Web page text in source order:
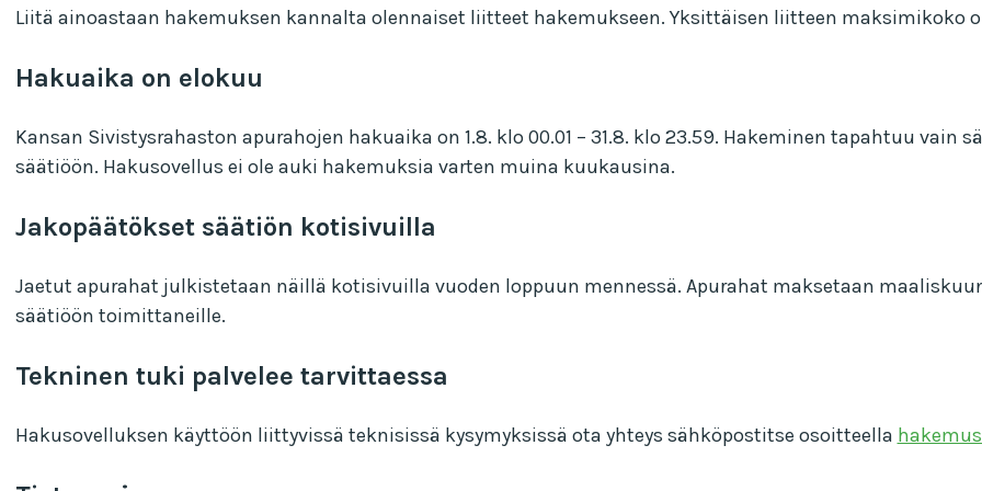
Liitä ainoastaan hakemuksen kannalta olennaiset liitteet hakemukseen. Yksittäisen liitteen maksimikoko
Hakuaika on elokuu
Kansan Sivistysrahaston apurahojen hakuaika on 1.8. klo 00.01 – 31.8. klo 23.59. Hakeminen tapahtuu
säätiöön. Hakusovellus ei ole auki hakemuksia varten muina kuukausina.
Jakopäätökset säätiön kotisivuilla
Jaetut apurahat julkistetaan näillä kotisivuilla vuoden loppuun mennessä. Apurahat maksetaan
säätiöön toimittaneille.
Tekninen tuki palvelee tarvittaessa
Hakusovelluksen käyttöön liittyvissä teknisissä kysymyksissä ota yhteys sähköpostitse osoitteella